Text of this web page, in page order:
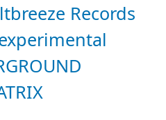
Records